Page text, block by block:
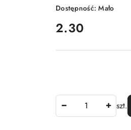
Dostępność:Mało
cena:
2.30
szt.